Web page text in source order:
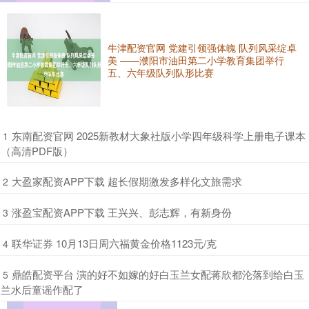
牛津配资官网 党建引领强体魄 队列风采绽卓
美 ——濮阳市油田第二小学教育集团举行
五、六年级队列队形比赛
1 ​东南配资官网 2025新教材大象社版小学四年级科学上册电子课本
（高清PDF版）
2 ​大盈家配资APP下载 超长假期激发多样化文旅需求
3 ​涨盈宝配资APP下载 王兴兴、彭志辉，有新身份
4 ​联华证券 10月13日周六福黄金价格1123元/克
5 ​鼎皓配资平台 演的好不如嫁的好白玉兰女配蒋欣都沦落到给白玉
兰水后童谣作配了